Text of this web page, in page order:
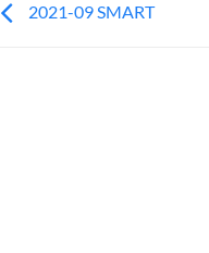
2021-09 SMART